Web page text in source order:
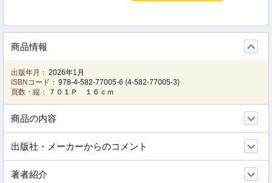
商品情報
出版年月： 2026年1月
ISBNコード： 978-4-582-77005-6 (4-582-77005-3)
頁数・縦：
７０１Ｐ １６ｃｍ
商品の内容
出版社・メーカーからのコメント
著者紹介